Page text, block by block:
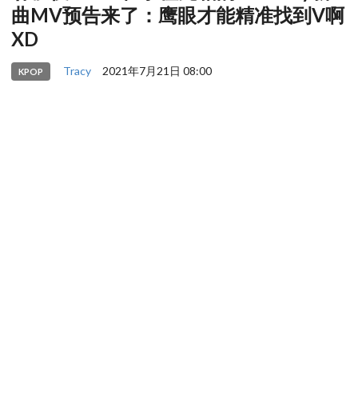
曲MV预告来了：鹰眼才能精准找到V啊
XD
KPOP Tracy 2021年7月21日 08:00